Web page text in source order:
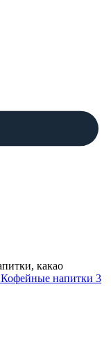
какао
Кофейные напитки 3